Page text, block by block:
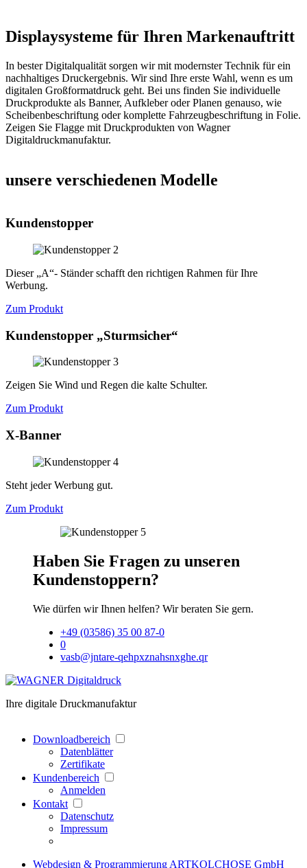
Displaysysteme für Ihren Markenauftritt
In bester Digitalqualität sorgen wir mit modernster Technik für ein
nachhaltiges Druckergebnis. Wir sind Ihre erste Wahl, wenn es um
digitalen Großformatdruck geht. Bei uns finden Sie individuelle
Druckprodukte als Banner, Aufkleber oder Planen genauso, wie
Scheibenbeschriftung oder komplette Fahrzeugbeschriftung in Folie.
Zeigen Sie Flagge mit Druckprodukten von Wagner
Digitaldruckmanufaktur.
unsere verschiedenen Modelle
Kundenstopper
Dieser „A“- Ständer schafft den richtigen Rahmen für Ihre
Werbung.
Zum Produkt
Kundenstopper „Sturmsicher“
Zeigen Sie Wind und Regen die kalte Schulter.
Zum Produkt
X-Banner
Steht jeder Werbung gut.
Zum Produkt
Haben Sie Fragen zu unseren
Kundenstoppern?
Wie dürfen wir Ihnen helfen? Wir beraten Sie gern.
+49 (03586) 35 00 87-0
0
vasb@jntare-qehpxznahsnxghe.qr
Ihre digitale Druckmanufaktur
Downloadbereich
Datenblätter
Zertifikate
Kundenbereich
Anmelden
Kontakt
Datenschutz
Impressum
Webdesign & Programmierung ARTKOLCHOSE GmbH